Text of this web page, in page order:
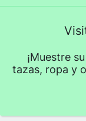
¡Muestre
tazas, ropa y